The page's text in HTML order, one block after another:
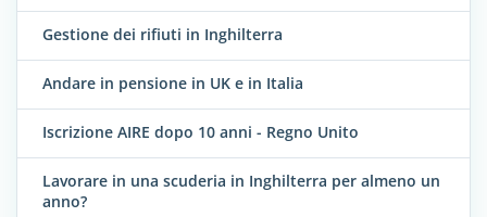
Gestione dei rifiuti in Inghilterra
Andare in pensione in UK e in Italia
Iscrizione AIRE dopo 10 anni - Regno Unito
Lavorare in una scuderia in Inghilterra per almeno un
anno?